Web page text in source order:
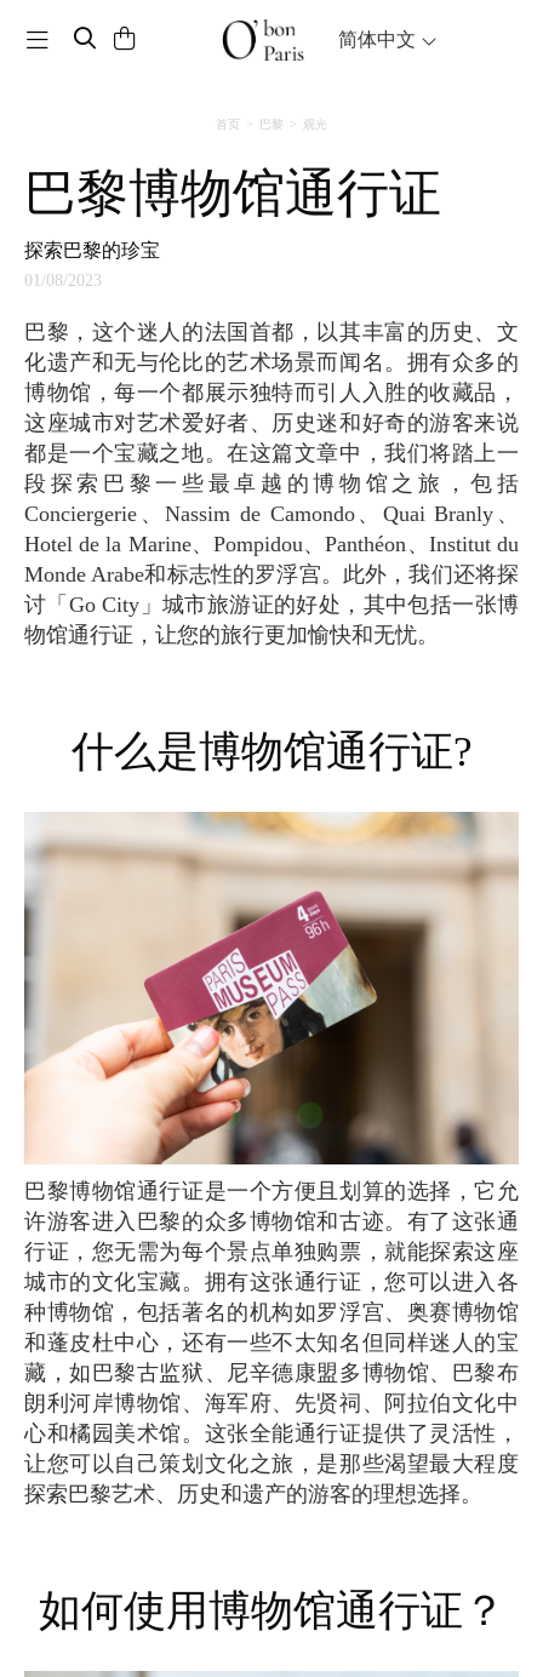
Toggle navigation 简体中文
首页 巴黎 观光
巴黎博物馆通行证
探索巴黎的珍宝
01/08/2023
巴黎，这个迷人的法国首都，以其丰富的历史、文
化遗产和无与伦比的艺术场景而闻名。拥有众多的
博物馆，每一个都展示独特而引人入胜的收藏品，
这座城市对艺术爱好者、历史迷和好奇的游客来说
都是一个宝藏之地。在这篇文章中，我们将踏上一
段探索巴黎一些最卓越的博物馆之旅，包括
Conciergerie、Nassim de Camondo、Quai Branly、
Hotel de la Marine、Pompidou、Panthéon、Institut du
Monde Arabe和标志性的罗浮宫。此外，我们还将探
讨「Go City」城市旅游证的好处，其中包括一张博
物馆通行证，让您的旅行更加愉快和无忧。
什么是博物馆通行证?
巴黎博物馆通行证是一个方便且划算的选择，它允
许游客进入巴黎的众多博物馆和古迹。有了这张通
行证，您无需为每个景点单独购票，就能探索这座
城市的文化宝藏。拥有这张通行证，您可以进入各
种博物馆，包括著名的机构如罗浮宫、奥赛博物馆
和蓬皮杜中心，还有一些不太知名但同样迷人的宝
藏，如巴黎古监狱、尼辛德康盟多博物馆、巴黎布
朗利河岸博物馆、海军府、先贤祠、阿拉伯文化中
心和橘园美术馆。这张全能通行证提供了灵活性，
让您可以自己策划文化之旅，是那些渴望最大程度
探索巴黎艺术、历史和遗产的游客的理想选择。
如何使用博物馆通行证？